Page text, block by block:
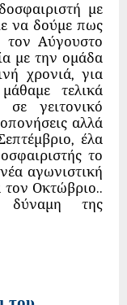
με
να δούμε πως
τον Αύγουστο
με την ομάδα
χρονιά, για
τελικά
γειτονικό
αλλά
έλα
το
αγωνιστική
τον Οκτώβριο..
της